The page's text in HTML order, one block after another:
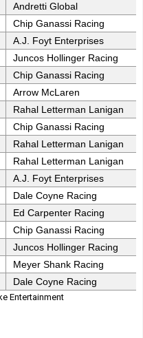
Andretti Global
Chip Ganassi Racing
A.J. Foyt Enterprises
Juncos Hollinger Racing
Chip Ganassi Racing
Arrow McLaren
Rahal Letterman Lanigan
Chip Ganassi Racing
Rahal Letterman Lanigan
Rahal Letterman Lanigan
A.J. Foyt Enterprises
Dale Coyne Racing
Ed Carpenter Racing
Chip Ganassi Racing
Juncos Hollinger Racing
Meyer Shank Racing
Dale Coyne Racing
Entertainment